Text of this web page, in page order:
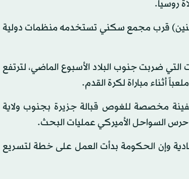
روسيا.
قرب مجمع سكني تستخدمه منظمات دولية
ضربت جنوب البلاد الأسبوع الماضي، لترتفع
أثناء مباراة لكرة القدم.
25 جثة بعد حريق شب في سفينة مخصصة للغوص قبالة جزيرة بجنوب ولاية
حرس السواحل الأميركي عمليات البحث.
وإن الحكومة بدأت العمل على خطة لتسريع